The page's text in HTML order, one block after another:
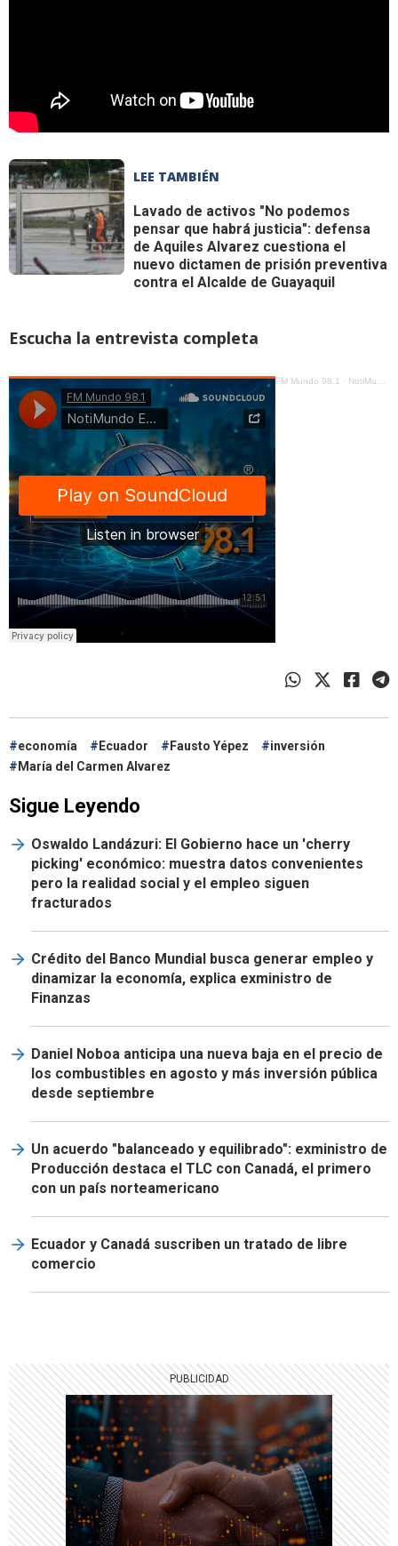
LEE TAMBIÉN
Lavado de activos "No podemos
pensar que habrá justicia": defensa
de Aquiles Alvarez cuestiona el
nuevo dictamen de prisión preventiva
contra el Alcalde de Guayaquil
Escucha la entrevista completa
FM Mundo 98.1 · NotiMundo Estelar - Larry Yumibanda, ¿Hay un record de inversión extranjera en Ecuador?
economía Ecuador Fausto Yépez
inversión
María del Carmen Alvarez
Sigue Leyendo
Oswaldo Landázuri: El Gobierno hace un 'cherry
picking' económico: muestra datos convenientes
pero la realidad social y el empleo siguen
fracturados
Crédito del Banco Mundial busca generar empleo y
dinamizar la economía, explica exministro de
Finanzas
Daniel Noboa anticipa una nueva baja en el precio de
los combustibles en agosto y más inversión pública
desde septiembre
Un acuerdo "balanceado y equilibrado": exministro de
Producción destaca el TLC con Canadá, el primero
con un país norteamericano
Ecuador y Canadá suscriben un tratado de libre
comercio